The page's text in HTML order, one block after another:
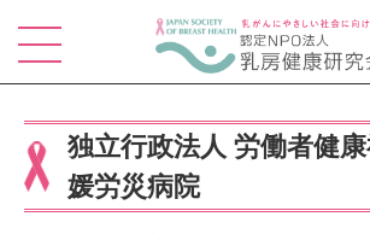
独立行政法人 労働者健
媛労災病院